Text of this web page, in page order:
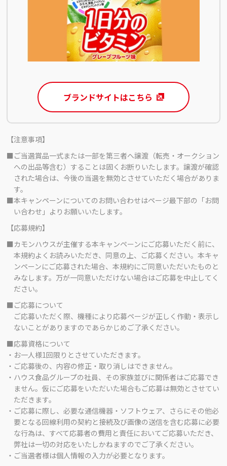
ブランドサイトはこちら
【注意事項】
■ご当選賞品一式または一部を第三者へ譲渡（転売・オークション
への出品等含む）することは固くお断りいたします。譲渡が確認
された場合は、今後の当選を無効とさせていただく場合がありま
す。
■本キャンペーンについてのお問い合わせはページ最下部の「お問
い合わせ」よりお願いいたします。
【応募規約】
■カモンハウスが主催する本キャンペーンにご応募いただく前に、
本規約よくお読みいただき、同意の上、ご応募ください。本キャ
ンペーンにご応募された場合、本規約にご同意いただいたものと
みなします。万が一同意いただけない場合はご応募を中止してく
ださい。
■ご応募について
ご応募いただく際、機種により応募ページが正しく作動・表示し
ないことがありますのであらかじめご了承ください。
■応募資格について
・お一人様1回限りとさせていただきます。
・ご応募後の、内容の修正・取り消しはできません。
・ハウス食品グループの社員、その家族並びに関係者はご応募でき
ません。仮にご応募をいただいた場合もご応募は無効とさせてい
ただきます。
・ご応募に際し、必要な通信機器・ソフトウェア、さらにその他必
要となる回線利用の契約と接続及び画像の送信を含む応募に必要
な行為は、すべて応募者の費用と責任においてご応募いただき、
弊社は一切の対応をいたしかねますのでご了承ください。
・ご当選者様は個人情報の入力が必要となります。